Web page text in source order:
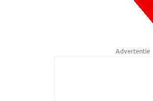
Advertentie